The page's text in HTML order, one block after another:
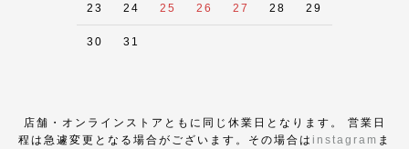
23 24 25 26 27 28 29
30 31
店舗・オンラインストアともに同じ休業日となります。 営業日
程は急遽変更となる場合がございます。その場合は instagram ま